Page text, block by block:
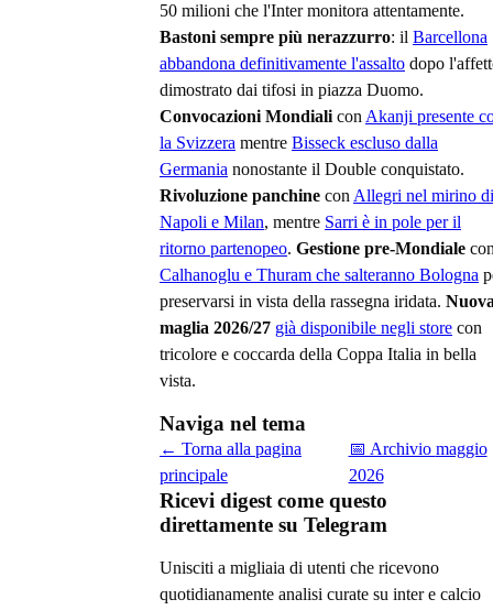
50 milioni che l'Inter monitora attentamente.
Bastoni sempre più nerazzurro: il Barcellona
abbandona definitivamente l'assalto dopo
dimostrato dai tifosi in piazza Duomo.
Convocazioni Mondiali con Akanji presente
la Svizzera mentre Bisseck escluso dalla
Germania nonostante il Double conquistato.
Rivoluzione panchine con Allegri nel mirino di
Napoli e Milan, mentre Sarri è in pole per il
ritorno partenopeo. Gestione pre-Mondiale
Calhanoglu e Thuram che salteranno Bologna
preservarsi in vista della rassegna iridata.
maglia 2026/27 già disponibile negli store con
tricolore e coccarda della Coppa Italia in bella
vista.
Naviga nel tema
← Torna alla pagina
principale
📅 Archivio maggio
2026
Ricevi digest come questo
direttamente su Telegram
Unisciti a migliaia di utenti che ricevono
quotidianamente analisi curate su inter e calcio